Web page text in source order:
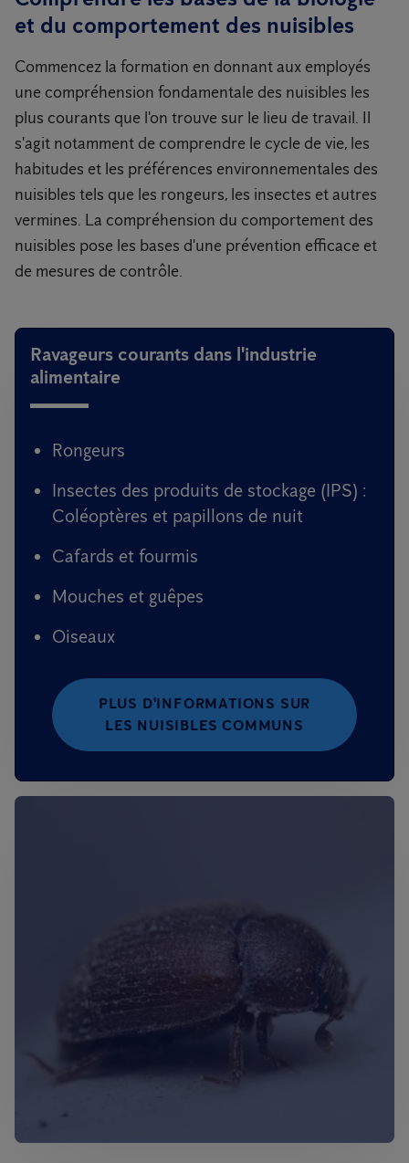
et du comportement des nuisibles
Commencez la formation en donnant aux employés
une compréhension fondamentale des nuisibles les
plus courants que l'on trouve sur le lieu de travail. Il
s'agit notamment de comprendre le cycle de vie, les
habitudes et les préférences environnementales des
nuisibles tels que les rongeurs, les insectes et autres
vermines. La compréhension du comportement des
nuisibles pose les bases d'une prévention efficace et
de mesures de contrôle.
Ravageurs courants dans l'industrie
alimentaire
Rongeurs
Insectes des produits de stockage (IPS) :
Coléoptères et papillons de nuit
Cafards et fourmis
Mouches et guêpes
Oiseaux
PLUS D'INFORMATIONS SUR
LES NUISIBLES COMMUNS